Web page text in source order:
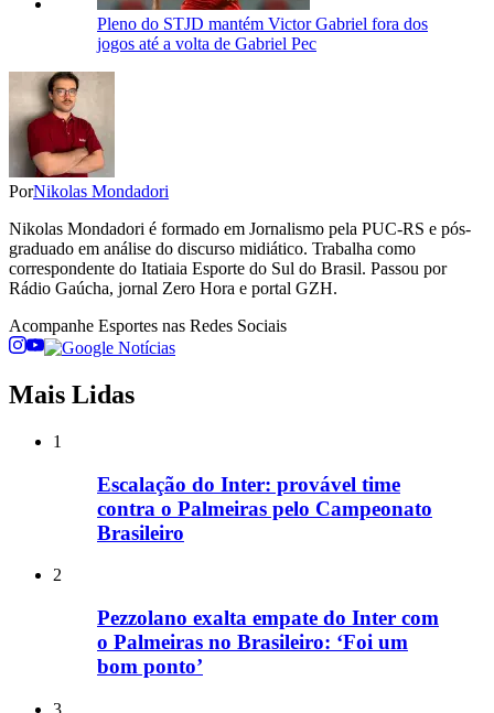
Pleno do STJD mantém Victor Gabriel fora dos
jogos até a volta de Gabriel Pec
PorNikolas Mondadori
Nikolas Mondadori é formado em Jornalismo pela PUC-RS e pós-
graduado em análise do discurso midiático. Trabalha como
correspondente do Itatiaia Esporte do Sul do Brasil. Passou por
Rádio Gaúcha, jornal Zero Hora e portal GZH.
Acompanhe Esportes nas Redes Sociais
Mais Lidas
1
Escalação do Inter: provável time
contra o Palmeiras pelo Campeonato
Brasileiro
2
Pezzolano exalta empate do Inter com
o Palmeiras no Brasileiro: ‘Foi um
bom ponto’
3